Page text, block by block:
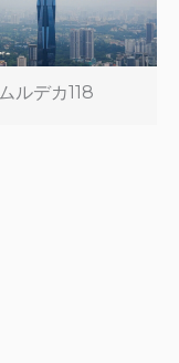
ムルデカ118